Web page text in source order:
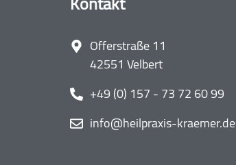
Offerstraße 11
42551 Velbert
‭+49 (0) 157 - 73 72 60 99‬
info@heilpraxis-kraemer.de